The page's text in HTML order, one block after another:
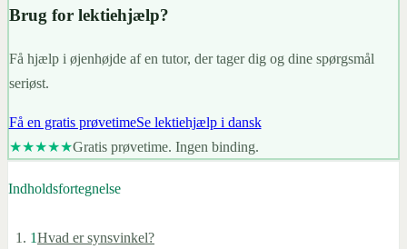
Brug for lektiehjælp?
Få hjælp i øjenhøjde af en tutor, der tager dig og dine spørgsmål
seriøst.
Få en gratis prøvetimeSe lektiehjælp i dansk
★★★★★Gratis prøvetime. Ingen binding.
Indholdsfortegnelse
1Hvad er synsvinkel?